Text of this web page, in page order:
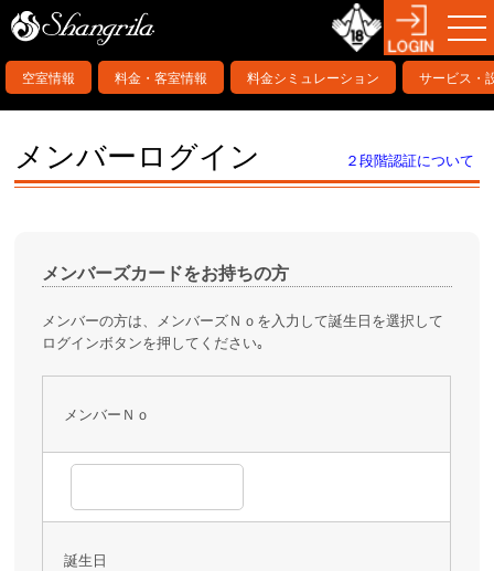
空室情報 料金・客室情報 料金シミュレーション サービス・
メンバーログイン ２段階認証について
メンバーズカードをお持ちの方
メンバーの方は、メンバーズＮｏを入力して誕生日を選択して
ログインボタンを押してください｡
メンバーＮｏ
誕生日